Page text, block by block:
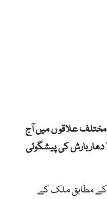
علاقو ں میں آج
دھار بارش کی پیشگوئی
مطابق ملک کے